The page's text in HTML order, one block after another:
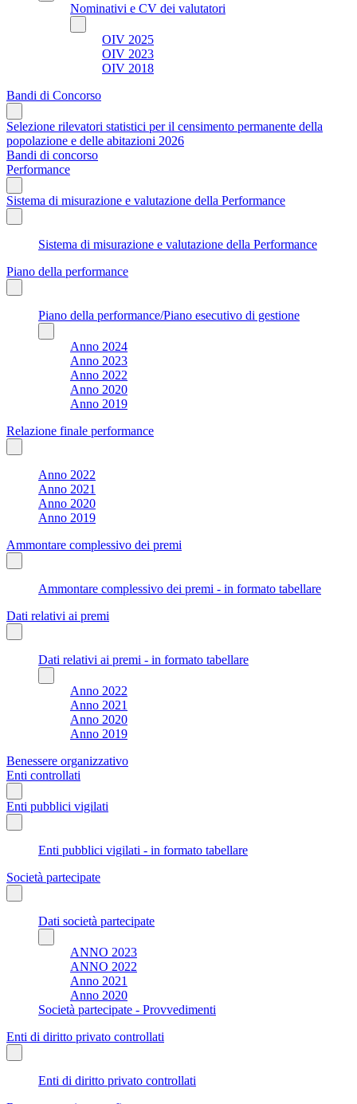
Nominativi e CV dei valutatori
OIV 2025
OIV 2023
OIV 2018
Bandi di Concorso
Selezione rilevatori statistici per il censimento permanente della
popolazione e delle abitazioni 2026
Bandi di concorso
Performance
Sistema di misurazione e valutazione della Performance
Sistema di misurazione e valutazione della Performance
Piano della performance
Piano della performance/Piano esecutivo di gestione
Anno 2024
Anno 2023
Anno 2022
Anno 2020
Anno 2019
Relazione finale performance
Anno 2022
Anno 2021
Anno 2020
Anno 2019
Ammontare complessivo dei premi
Ammontare complessivo dei premi - in formato tabellare
Dati relativi ai premi
Dati relativi ai premi - in formato tabellare
Anno 2022
Anno 2021
Anno 2020
Anno 2019
Benessere organizzativo
Enti controllati
Enti pubblici vigilati
Enti pubblici vigilati - in formato tabellare
Società partecipate
Dati società partecipate
ANNO 2023
ANNO 2022
Anno 2021
Anno 2020
Società partecipate - Provvedimenti
Enti di diritto privato controllati
Enti di diritto privato controllati